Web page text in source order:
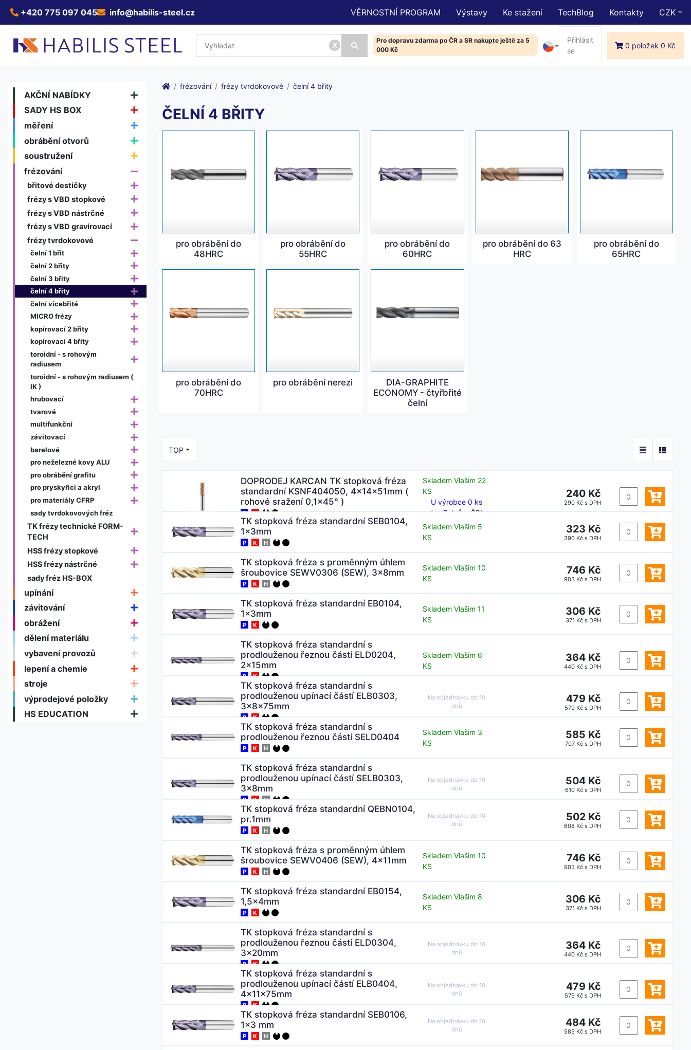
+420 775 097 045 info@habilis-steel.cz VĚRNOSTNÍ PROGRAM Výstavy Ke stažení TechBlog Kontakty CZK
x
Pro dopravu zdarma po ČR a SR nakupte ještě za 5
000 Kč
Přihlásit
se
0 položek 0 Kč
AKČNÍ NABÍDKY
SADY HS BOX
měření
obrábění otvorů
soustružení
frézování
břitové destičky
frézy s VBD stopkové
frézy s VBD nástrčné
frézy s VBD gravírovací
frézy tvrdokovové
čelní 1 břit
čelní 2 břity
čelní 3 břity
čelní 4 břity
čelní vícebřité
MICRO frézy
kopírovací 2 břity
kopírovací 4 břity
toroidní - s rohovým
radiusem
toroidní - s rohovým radiusem (
IK )
hrubovací
tvarové
multifunkční
závitovací
barelové
pro neželezné kovy ALU
pro obrábění grafitu
pro pryskyřici a akryl
pro materiály CFRP
sady tvrdokovových fréz
TK frézy technické FORM-
TECH
HSS frézy stopkové
HSS frézy nástrčné
sady fréz HS-BOX
upínání
závitování
obrážení
dělení materiálu
vybavení provozů
lepení a chemie
stroje
výprodejové položky
HS EDUCATION
frézování frézy tvrdokovové čelní 4 břity
ČELNÍ 4 BŘITY
pro obrábění do
48HRC
pro obrábění do
55HRC
pro obrábění do
60HRC
pro obrábění do 63
HRC
pro obrábění do
65HRC
pro obrábění do
70HRC
pro obrábění nerezi
DIA-GRAPHITE
ECONOMY - čtyřbřité
čelní
TOP
DOPRODEJ KARCAN TK stopková fréza
standardní KSNF404050, 4x14x51mm (
rohové sražení 0,1x45° )
P K
Skladem Vlašim 22
KS
U výrobce 0 ks
(za 7 dnů v ČR)
240 Kč
290 Kč s DPH
TK stopková fréza standardní SEB0104,
1x3mm
P K H
Skladem Vlašim 5
KS
323 Kč
390 Kč s DPH
TK stopková fréza s proměnným úhlem
šroubovice SEWV0306 (SEW), 3x8mm
P K H
Skladem Vlašim 10
KS
746 Kč
903 Kč s DPH
TK stopková fréza standardní EB0104,
1x3mm
P K
Skladem Vlašim 11
KS
306 Kč
371 Kč s DPH
TK stopková fréza standardní s
prodlouženou řeznou částí ELD0204,
2x15mm
P K
Skladem Vlašim 6
KS
364 Kč
440 Kč s DPH
TK stopková fréza standardní s
prodlouženou upínací částí ELB0303,
3x8x75mm
P K
Na objednávku do 10
dnů
479 Kč
579 Kč s DPH
TK stopková fréza standardní s
prodlouženou řeznou částí SELD0404
P K H
Skladem Vlašim 3
KS
585 Kč
707 Kč s DPH
TK stopková fréza standardní s
prodlouženou upínací částí SELB0303,
3x8mm
P K H
Na objednávku do 10
dnů
504 Kč
610 Kč s DPH
TK stopková fréza standardní QEBN0104,
pr.1mm
P K H
Na objednávku do 10
dnů
502 Kč
608 Kč s DPH
TK stopková fréza s proměnným úhlem
šroubovice SEWV0406 (SEW), 4x11mm
P K H
Skladem Vlašim 10
KS
746 Kč
903 Kč s DPH
TK stopková fréza standardní EB0154,
1,5x4mm
P K
Skladem Vlašim 8
KS
306 Kč
371 Kč s DPH
TK stopková fréza standardní s
prodlouženou řeznou částí ELD0304,
3x20mm
P K
Na objednávku do 10
dnů
364 Kč
440 Kč s DPH
TK stopková fréza standardní s
prodlouženou upínací částí ELB0404,
4x11x75mm
P K
Na objednávku do 10
dnů
479 Kč
579 Kč s DPH
TK stopková fréza standardní SEB0106,
1x3 mm
P K H
Na objednávku do 10
dnů
484 Kč
585 Kč s DPH